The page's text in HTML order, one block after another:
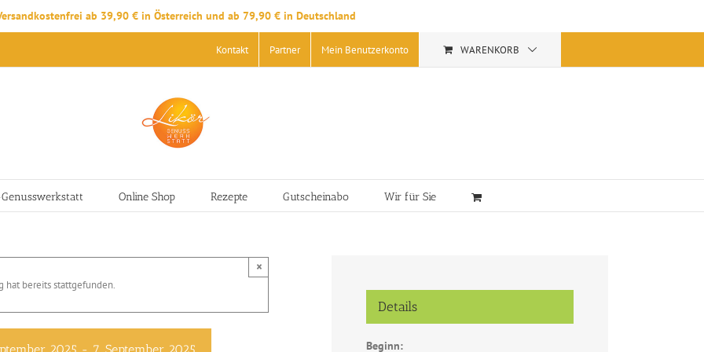
ab 39,90 € in Österreich und ab 79,90 € in Deutschland
Kontakt Partner Mein Benutzerkonto WARENKORB
Online Shop Rezepte Gutscheinabo Wir für Sie
hat bereits stattgefunden.
×
Details
Beginn: